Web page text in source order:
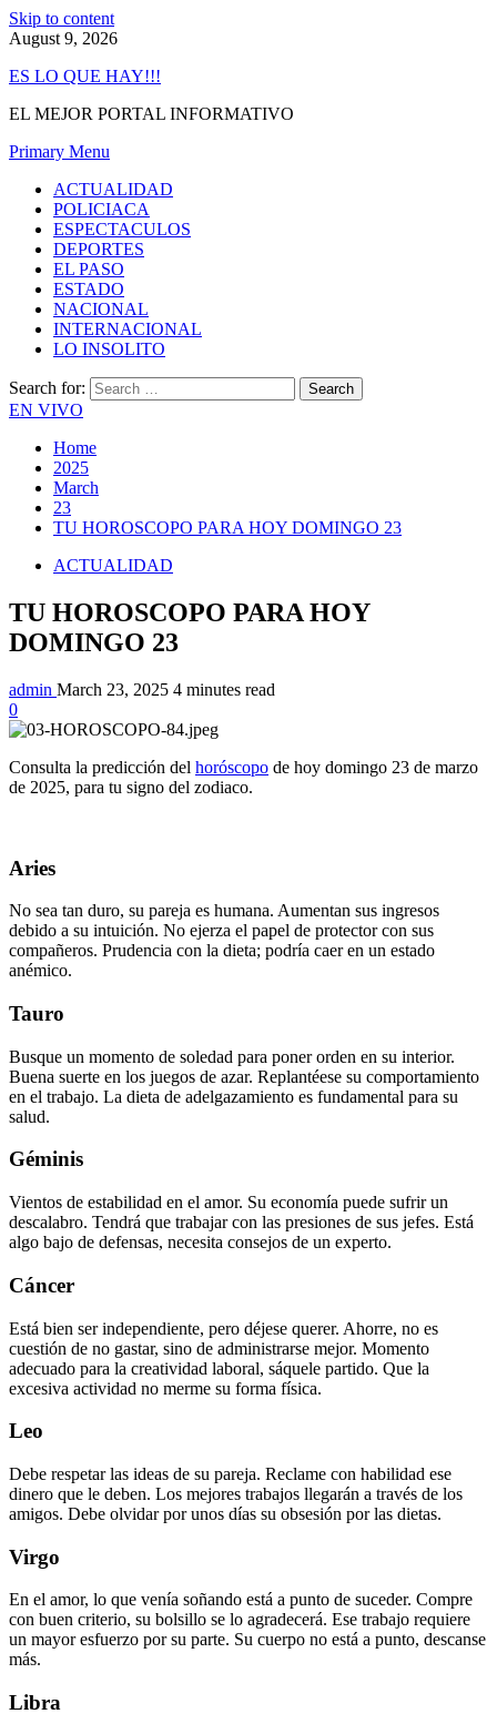
Skip to content
August 9, 2026
ES LO QUE HAY!!!
EL MEJOR PORTAL INFORMATIVO
Primary Menu
ACTUALIDAD
POLICIACA
ESPECTACULOS
DEPORTES
EL PASO
ESTADO
NACIONAL
INTERNACIONAL
LO INSOLITO
Search for:
EN VIVO
Home
2025
March
23
TU HOROSCOPO PARA HOY DOMINGO 23
ACTUALIDAD
TU HOROSCOPO PARA HOY
DOMINGO 23
admin March 23, 2025 4 minutes read
0
Consulta la predicción del horóscopo de hoy domingo 23 de marzo
de 2025, para tu signo del zodiaco.
Aries
No sea tan duro, su pareja es humana. Aumentan sus ingresos
debido a su intuición. No ejerza el papel de protector con sus
compañeros. Prudencia con la dieta; podría caer en un estado
anémico.
Tauro
Busque un momento de soledad para poner orden en su interior.
Buena suerte en los juegos de azar. Replantéese su comportamiento
en el trabajo. La dieta de adelgazamiento es fundamental para su
salud.
Géminis
Vientos de estabilidad en el amor. Su economía puede sufrir un
descalabro. Tendrá que trabajar con las presiones de sus jefes. Está
algo bajo de defensas, necesita consejos de un experto.
Cáncer
Está bien ser independiente, pero déjese querer. Ahorre, no es
cuestión de no gastar, sino de administrarse mejor. Momento
adecuado para la creatividad laboral, sáquele partido. Que la
excesiva actividad no merme su forma física.
Leo
Debe respetar las ideas de su pareja. Reclame con habilidad ese
dinero que le deben. Los mejores trabajos llegarán a través de los
amigos. Debe olvidar por unos días su obsesión por las dietas.
Virgo
En el amor, lo que venía soñando está a punto de suceder. Compre
con buen criterio, su bolsillo se lo agradecerá. Ese trabajo requiere
un mayor esfuerzo por su parte. Su cuerpo no está a punto, descanse
más.
Libra